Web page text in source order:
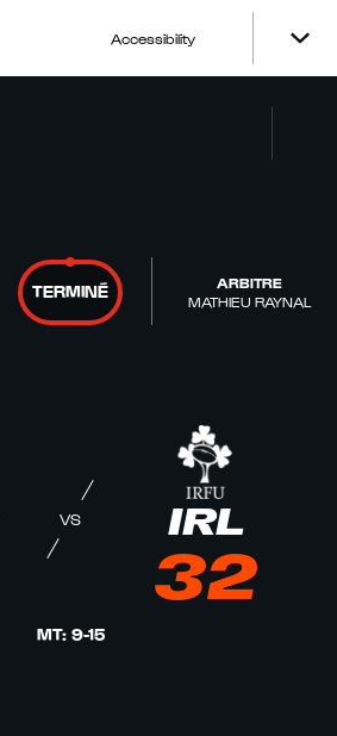
Accessibility
TERMINÉ
ARBITRE
MATHIEU RAYNAL
VS IRL
32
MT: 9-15